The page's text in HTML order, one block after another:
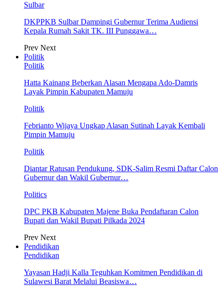
Sulbar
DKPPKB Sulbar Dampingi Gubernur Terima Audiensi
Kepala Rumah Sakit TK. III Punggawa…
Prev Next
Politik
Politik
Hatta Kainang Beberkan Alasan Mengapa Ado-Damris
Layak Pimpin Kabupaten Mamuju
Politik
Febrianto Wijaya Ungkap Alasan Sutinah Layak Kembali
Pimpin Mamuju
Politik
Diantar Ratusan Pendukung, SDK-Salim Resmi Daftar Calon
Gubernur dan Wakil Gubernur…
Politics
DPC PKB Kabupaten Majene Buka Pendaftaran Calon
Bupati dan Wakil Bupati Pilkada 2024
Prev Next
Pendidikan
Pendidikan
Yayasan Hadji Kalla Teguhkan Komitmen Pendidikan di
Sulawesi Barat Melalui Beasiswa…